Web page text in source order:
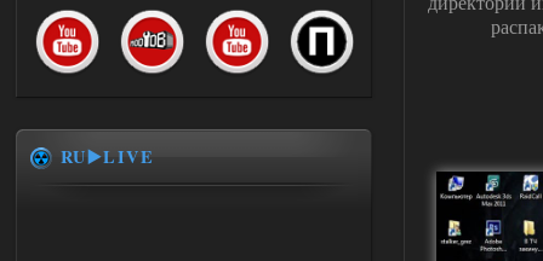
RU▶️LIVE